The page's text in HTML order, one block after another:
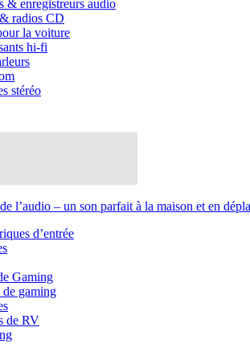
& enregistreurs audio
radios CD
la voiture
hi-fi
stéréo
l’audio – un son parfait à la maison et en
d’entrée
Gaming
de gaming
de RV